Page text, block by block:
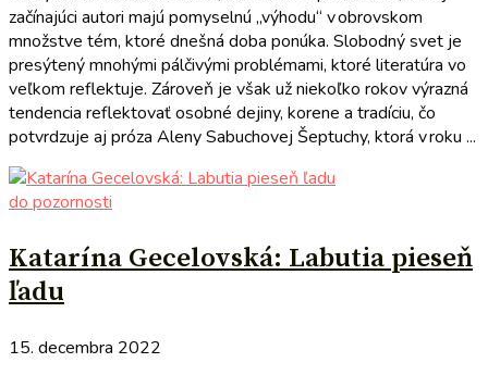
začínajúci autori majú pomyselnú „výhodu“ v obrovskom
množstve tém, ktoré dnešná doba ponúka. Slobodný svet je
presýtený mnohými pálčivými problémami, ktoré literatúra vo
veľkom reflektuje. Zároveň je však už niekoľko rokov výrazná
tendencia reflektovať osobné dejiny, korene a tradíciu, čo
potvrdzuje aj próza Aleny Sabuchovej Šeptuchy, ktorá v roku ...
do pozornosti
Katarína Gecelovská: Labutia pieseň
ľadu
15. decembra 2022